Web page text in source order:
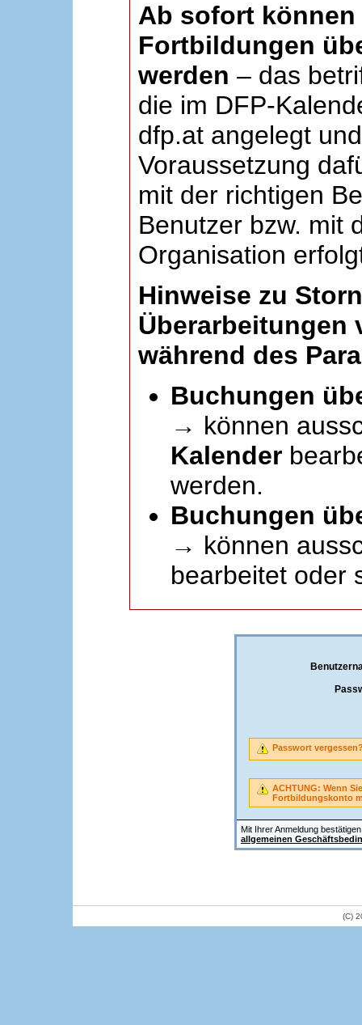
Ab sofort können
Fortbildungen
werden – das
die im DFP-
dfp.at angelegt
Voraussetzung
mit der richtigen
Benutzer bzw. mit
Organisation
Hinweise zu
Überarbeitungen
während des
Buchungen
→ können
Kalender
werden.
Buchungen
→ können
bearbeitet oder
Mit Ihrer Anmeldung
allgemeinen
Passwort
ACHTUNG: Wenn
Fortbildungskonto
(C)